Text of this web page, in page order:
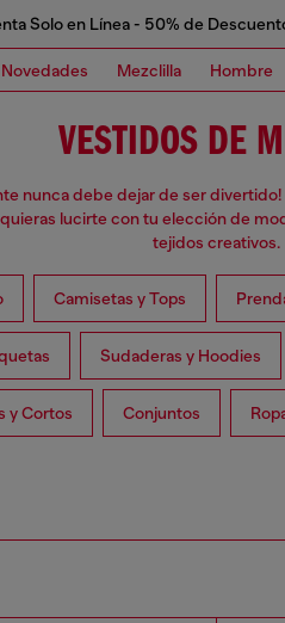
Solo en Línea - 50% de
Novedades Mezclilla Hombre
VESTIDOS DE
nunca debe dejar de ser
lucirte con tu elección de
tejidos creativos.
Camisetas y Tops
Sudaderas y Hoodies
y Cortos Conjuntos